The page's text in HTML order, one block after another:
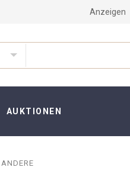
Anzeigen
AUKTIONEN
ANDERE